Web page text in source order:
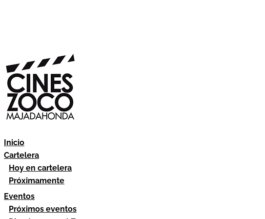
Inicio
Cartelera
Hoy en cartelera
Próximamente
Eventos
Próximos eventos